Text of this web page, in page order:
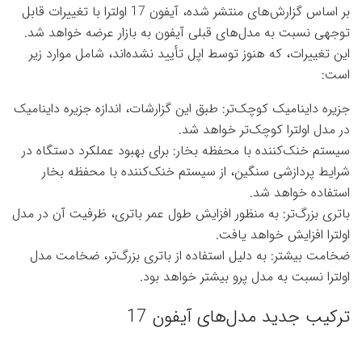
بر اساس گزارش‌های منتشر شده، آیفون 17 اولترا با تغییرات قابل
توجهی نسبت به مدل‌های قبلی آیفون به بازار عرضه خواهد شد.
این تغییرات، که هنوز توسط اپل تأیید نشده‌اند، شامل موارد زیر
است:
جزیره داینامیک کوچک‌تر: طبق این گزارشات، اندازه جزیره داینامیک
در مدل اولترا کوچک‌تر خواهد شد.
سیستم خنک‌کننده با محفظه بخار: برای بهبود عملکرد دستگاه در
شرایط پردازشی سنگین، از سیستم خنک‌کننده با محفظه بخار
استفاده خواهد شد.
باتری بزرگ‌تر: به منظور افزایش طول عمر باتری، ظرفیت آن در مدل
اولترا افزایش خواهد یافت.
ضخامت بیشتر: به دلیل استفاده از باتری بزرگ‌تر، ضخامت مدل
اولترا نسبت به مدل پرو بیشتر خواهد بود.
ترکیب جدید مدل‌های آیفون 17